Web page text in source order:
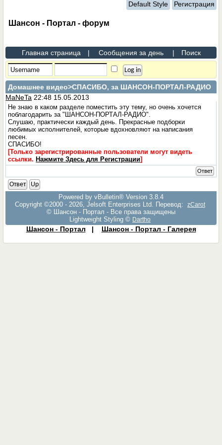
Default Style Регистрация
Шансон - Портал - форум
Главная страница | Сообщения за день | Поиск
Домашнее видео>СПАСИБО, за ШАНСОН-ПОРТАЛ-РАДИО
MaNeTa 22:48 15.05.2013
Не знаю в каком разделе поместить эту тему, но очень хочется
поблагодарить за "ШАНСОН-ПОРТАЛ-РАДИО".
Слушаю, практически каждый день. Прекрасные подборки
любимых исполнителей, которые вдохновляют на написания
песен.
СПАСИБО!
[Только зарегистрированные пользователи могут видеть
ссылки. Нажмите Здесь для Регистрации]
Ответ
Ответ
Up
Powered by vBulletin® Version 3.8.4
Copyright ©2000 - 2026, Jelsoft Enterprises Ltd. Перевод:
zCarot
© Шансон - Портал - Все права защищены
Lightweight Styling © Dartho
Шансон - Портал | Шансон - Портал - Галерея